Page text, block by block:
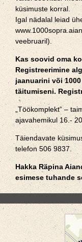
küsimuste korral.
Igal nädalal leiad
veebruaril).
Kas soovid oma
Registreerimine
jaanuarini või
täitumiseni.
„Töökomplekt“ –
ajavahemikul 16.-
Täiendavate
telefon 506 9837.
Hakka Räpina
esimese tuhande